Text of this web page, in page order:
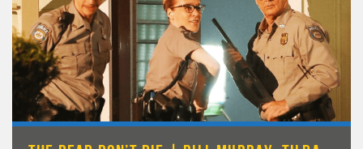
estrela
nova
comédia